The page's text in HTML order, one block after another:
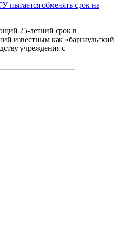
пытается обменять срок на
25-летний срок в
известным как «барнаульский
учреждения с